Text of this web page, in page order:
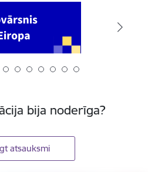
bija noderīga?
atsauksmi